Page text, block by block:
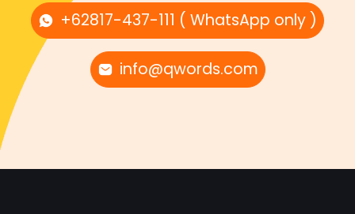
+62817-437-111 ( WhatsApp only )
info@qwords.com